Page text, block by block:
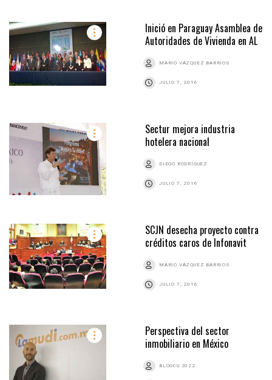
Inició en Paraguay Asamblea de
Autoridades de Vivienda en AL
MARIO VÁZQUEZ BARRIOS
JULIO 7, 2016
Sectur mejora industria
hotelera nacional
DIEGO RODRÍGUEZ
JULIO 7, 2016
SCJN desecha proyecto contra
créditos caros de Infonavit
MARIO VÁZQUEZ BARRIOS
JULIO 7, 2016
Perspectiva del sector
inmobiliario en México
BLOGCU 2022